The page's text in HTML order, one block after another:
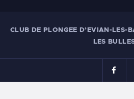
CLUB DE PLONGEE D’EVIAN-LES-
LES